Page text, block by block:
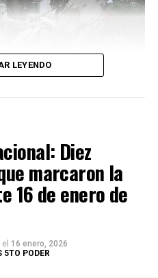
de emergencia,
y rescate y ordenaron
en zonas
LEYENDO
Diez
marcaron la
16 de enero de
el 16 enero, 2026
PODER